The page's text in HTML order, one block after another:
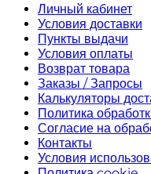
Личный кабинет
Условия доставки
Пункты выдачи
Условия оплаты
Возврат товара
Заказы / Запросы
Калькуляторы
Политика
Согласие на
Контакты
Условия